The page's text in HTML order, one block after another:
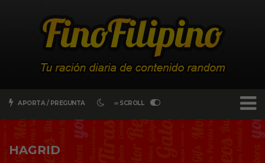
APORTA / PREGUNTA ∞ SCROLL
HAGRID